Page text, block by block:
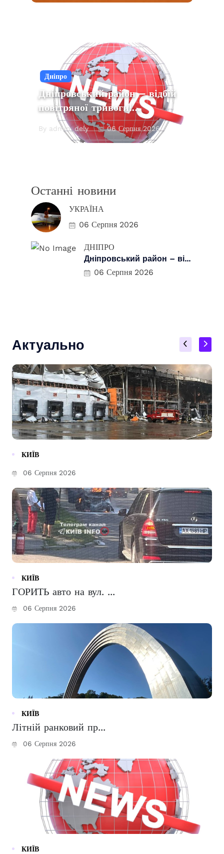
Дніпро
Дніпровський район – відбій
повітряної тривоги!…
By admin_dely 06 Серпня 2026
Останні новини
УКРАЇНА
06 Серпня 2026
ДНІПРО
Дніпровський район – ві...
06 Серпня 2026
Актуально
КИЇВ
06 Серпня 2026
КИЇВ
ГОРИТЬ авто на вул. ...
06 Серпня 2026
КИЇВ
Літній ранковий пр...
06 Серпня 2026
КИЇВ